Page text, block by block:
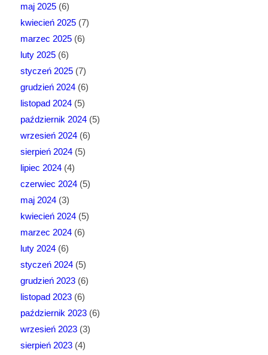
maj 2025(6)
kwiecień 2025(7)
marzec 2025(6)
luty 2025(6)
styczeń 2025(7)
grudzień 2024(6)
listopad 2024(5)
październik 2024(5)
wrzesień 2024(6)
sierpień 2024(5)
lipiec 2024(4)
czerwiec 2024(5)
maj 2024(3)
kwiecień 2024(5)
marzec 2024(6)
luty 2024(6)
styczeń 2024(5)
grudzień 2023(6)
listopad 2023(6)
październik 2023(6)
wrzesień 2023(3)
sierpień 2023(4)